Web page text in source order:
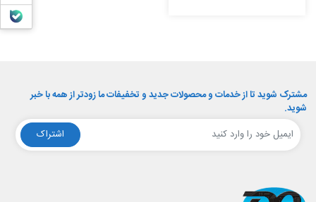
بله
مشترک شوید تا از خدمات و محصولات جدید و تخفیفات ما زودتر از همه با خبر
شوید.
اشتراک